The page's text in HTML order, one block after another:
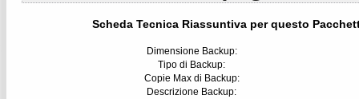
Scheda Tecnica Riassuntiva per questo
Dimensione Backup:
Tipo di Backup:
Copie Max di Backup:
Descrizione Backup: